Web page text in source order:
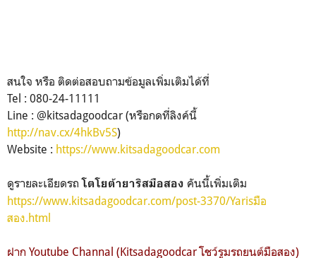
สนใจ หรือ ติดต่อสอบถามข้อมูลเพิ่มเติมได้ที่
Tel : 080-24-11111
Line : @kitsadagoodcar (หรือกดที่ลิงค์นี้
http://nav.cx/4hkBv5S)
Website : https://www.kitsadagoodcar.com
ดูรายละเอียดรถโตโยต้ายาริสมือสอง คันนี้เพิ่มเติม
https://www.kitsadagoodcar.com/post-3370/Yarisมือ
สอง.html
ฝาก Youtube Channal (Kitsadagoodcar โชว์รูมรถยนต์มือสอง)